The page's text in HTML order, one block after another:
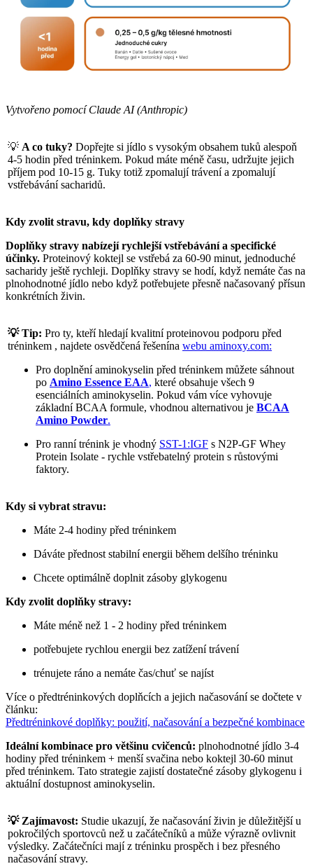
Vytvořeno pomocí Claude AI (Anthropic)
💡 A co tuky? Dopřejte si jídlo s vysokým obsahem tuků alespoň
4-5 hodin před tréninkem. Pokud máte méně času, udržujte jejich
příjem pod 10-15 g. Tuky totiž zpomalují trávení a zpomalují
vstřebávání sacharidů.
Kdy zvolit stravu, kdy doplňky stravy
Doplňky stravy nabízejí rychlejší vstřebávání a specifické
účinky. Proteinový koktejl se vstřebá za 60-90 minut, jednoduché
sacharidy ještě rychleji. Doplňky stravy se hodí, když nemáte čas na
plnohodnotné jídlo nebo když potřebujete přesně načasovaný přísun
konkrétních živin.
💡 Tip: Pro ty, kteří hledají kvalitní proteinovou podporu před
tréninkem , najdete osvědčená řešenína webu aminoxy.com:
Pro doplnění aminokyselin před tréninkem můžete sáhnout
po Amino Essence EAA, které obsahuje všech 9
esenciálních aminokyselin. Pokud vám více vyhovuje
základní BCAA formule, vhodnou alternativou je BCAA
Amino Powder.
Pro ranní trénink je vhodný SST-1:IGF s N2P-GF Whey
Protein Isolate - rychle vstřebatelný protein s růstovými
faktory.
Kdy si vybrat stravu:
Máte 2-4 hodiny před tréninkem
Dáváte přednost stabilní energii během delšího tréninku
Chcete optimálně doplnit zásoby glykogenu
Kdy zvolit doplňky stravy:
Máte méně než 1 - 2 hodiny před tréninkem
potřebujete rychlou energii bez zatížení trávení
trénujete ráno a nemáte čas/chuť se najíst
Více o předtréninkových doplňcích a jejich načasování se dočtete v
článku:
Předtréninkové doplňky: použití, načasování a bezpečné kombinace
Ideální kombinace pro většinu cvičenců: plnohodnotné jídlo 3-4
hodiny před tréninkem + menší svačina nebo koktejl 30-60 minut
před tréninkem. Tato strategie zajistí dostatečné zásoby glykogenu i
aktuální dostupnost aminokyselin.
💡 Zajímavost: Studie ukazují, že načasování živin je důležitější u
pokročilých sportovců než u začátečníků a může výrazně ovlivnit
výsledky. Začátečníci mají z tréninku prospěch i bez přesného
načasování stravy.